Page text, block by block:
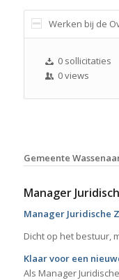
Werken bij de
0 sollicitaties
0 views
Gemeente
Manager
Manager Juridische
Dicht op het bestuur,
Klaar voor een
Als Manager